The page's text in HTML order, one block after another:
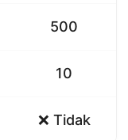
500
10
❌ Tidak